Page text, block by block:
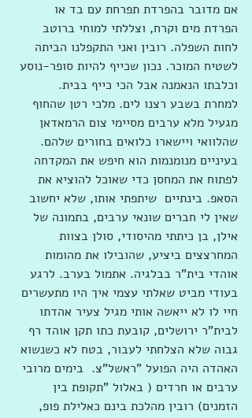
אם מדובר בהפרדת תפרחת עם בד או
הפרדת מים וקרח, וצללתי למוחי ברוטב
לחות השפלה. רובין ואני התקפלנו הביתה
לשטיח המוכר. נכון שכייף להיות סופר-נוסע
וכלבתו הנאמנה אבל הכי כייף בבית.
למחרת בשבע רצנו לים. מלכי רטן שהחוף
מגעיל מלא ערבים מסיימי צום הרמאדאן
שהלוואי ויישארו כלואים בחורים שלהם.
בעיניים מנומנמות הוא חיפש את המקדחה
לפתוח את המחסן כדי שאוכל להוציא את
הסאפ. בינתיים  שיתפתי אותו, שלא יחשוב
שאין לי חברים שונאי ערבים, בתמונה של
אילן, בן כיתתי מהיסודי, סולן בצוות
המחרצצים ביציע, שהובילו את מהומות
אוהדי בית"ר בבלגיה. אתמול בערב. לרגע
בעודי מביט שאלתי עצמי איך היו מתעשרים
חיי לו לא ייאשה אותי מגיל צעיר אהדתו
לבית"ר ירושלים, קובעת כתו תקן אוהד רף
גבוה שלא הצלחתי לעבור, בטח לא כשנשוא
האהדה היה הפועל "ראשל"צ.  בימים מרובי
ערבים או חרדים ( באלול "תקופת בין
הזמנים) רובין מהלכת בינם כאלילת פופ,